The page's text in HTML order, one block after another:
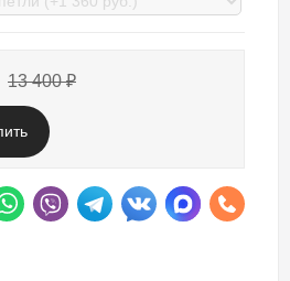
13 400₽